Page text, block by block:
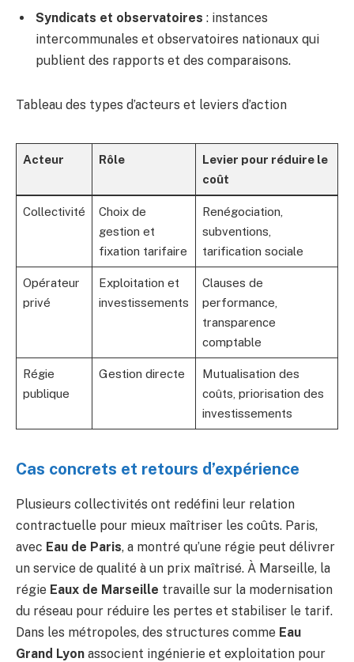
Syndicats et observatoires : instances
intercommunales et observatoires nationaux qui
publient des rapports et des comparaisons.
Tableau des types d’acteurs et leviers d’action
Acteur Rôle
Levier pour réduire le
coût
Collectivité
Choix de
gestion et
fixation tarifaire
Renégociation,
subventions,
tarification sociale
Opérateur
privé
Exploitation et
investissements
Clauses de
performance,
transparence
comptable
Régie
publique
Gestion directe
Mutualisation des
coûts, priorisation des
investissements
Cas concrets et retours d’expérience
Plusieurs collectivités ont redéfini leur relation
contractuelle pour mieux maîtriser les coûts. Paris,
avec Eau de Paris, a montré qu’une régie peut délivrer
un service de qualité à un prix maîtrisé. À Marseille, la
régie Eaux de Marseille travaille sur la modernisation
du réseau pour réduire les pertes et stabiliser le tarif.
Dans les métropoles, des structures comme Eau
Grand Lyon associent ingénierie et exploitation pour